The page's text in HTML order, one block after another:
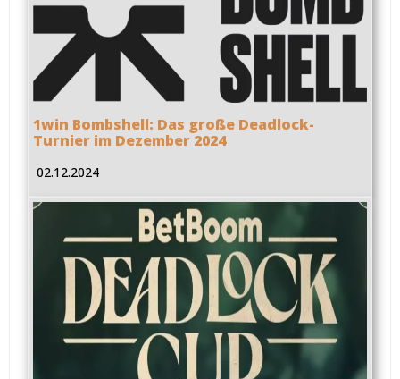
1win Bombshell: Das große Deadlock-
Turnier im Dezember 2024
02.12.2024